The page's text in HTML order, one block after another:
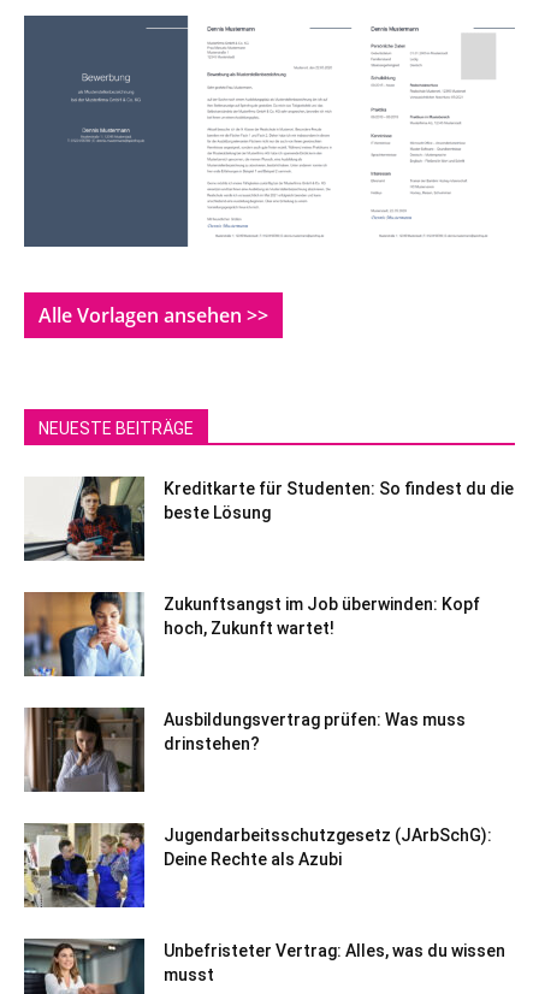
Alle Vorlagen ansehen >>
NEUESTE BEITRÄGE
Kreditkarte für Studenten: So findest du die
beste Lösung
Zukunftsangst im Job überwinden: Kopf
hoch, Zukunft wartet!
Ausbildungsvertrag prüfen: Was muss
drinstehen?
Jugendarbeitsschutzgesetz (JArbSchG):
Deine Rechte als Azubi
Unbefristeter Vertrag: Alles, was du wissen
musst